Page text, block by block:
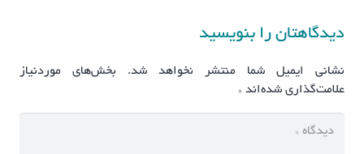
دیدگاهتان را بنویسید
نشانی ایمیل شما منتشر نخواهد شد.
بخش‌های موردنیاز
علامت‌گذاری شده‌اند *